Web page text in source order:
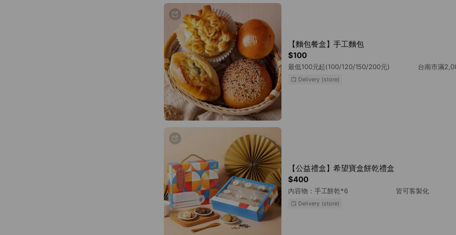
$100
【麵包餐盒】手工麵包
最低100元起(100/120/150/200元) 台南市滿
Delivery (store)
$400
【公益禮盒】希望寶盒餅乾禮盒
內容物：手工餅乾*6 皆可客製化
Delivery (store)